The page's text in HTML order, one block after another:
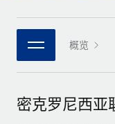
连接 新的
使用我们的
与我们携手合作
战略技术合作
成为合作伙伴
与我们共探合作
职位描述库
网络研讨会
新闻室
日本語
한국어
中文（简体）
概览
密克罗尼西亚